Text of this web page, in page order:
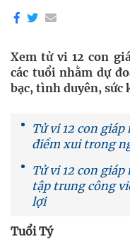
Xem tử vi 12 con
các tuổi nhằm dự
bạc, tình duyên, sức
Tử vi 12 con
điềm xui trong
Tử vi 12 con
tập trung công
lợi
Tuổi Tý